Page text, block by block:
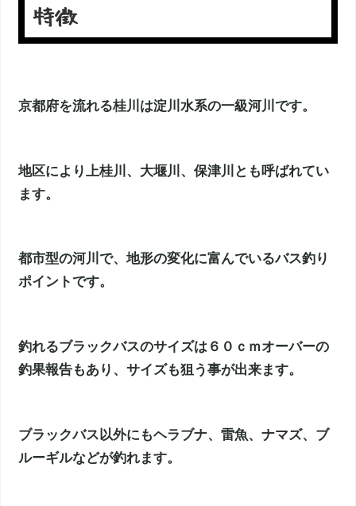
特徴
京都府を流れる桂川は淀川水系の一級河川です。
地区により上桂川、大堰川、保津川とも呼ばれてい
ます。
都市型の河川で、地形の変化に富んでいるバス釣り
ポイントです。
釣れるブラックバスのサイズは６０ｃｍオーバーの
釣果報告もあり、サイズも狙う事が出来ます。
ブラックバス以外にもヘラブナ、雷魚、ナマズ、ブ
ルーギルなどが釣れます。